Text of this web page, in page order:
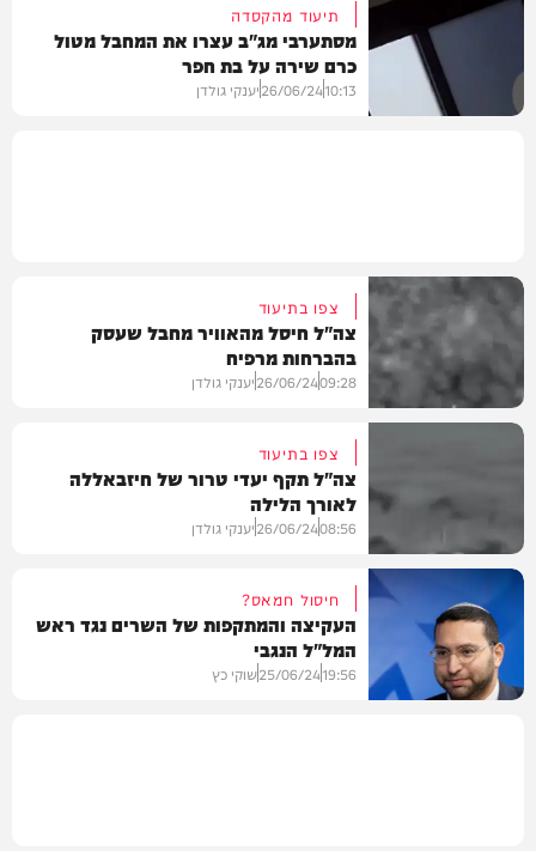
חדשות
תיעוד מהקסדה
מסתערבי מג"ב עצרו את המחבל מטול
כרם שירה על בת חפר
10:13
26/06/24יענקי גולדן
וידאו
צפו בתיעוד
צה"ל חיסל מהאוויר מחבל שעסק
בהברחות מרפיח
09:28
26/06/24יענקי גולדן
וידאו
צפו בתיעוד
צה"ל תקף יעדי טרור של חיזבאללה
לאורך הלילה
08:56
26/06/24יענקי גולדן
חיסול חמאס?
העקיצה והמתקפות של השרים נגד ראש
המל"ל הנגבי
19:56
25/06/24שוקי כץ